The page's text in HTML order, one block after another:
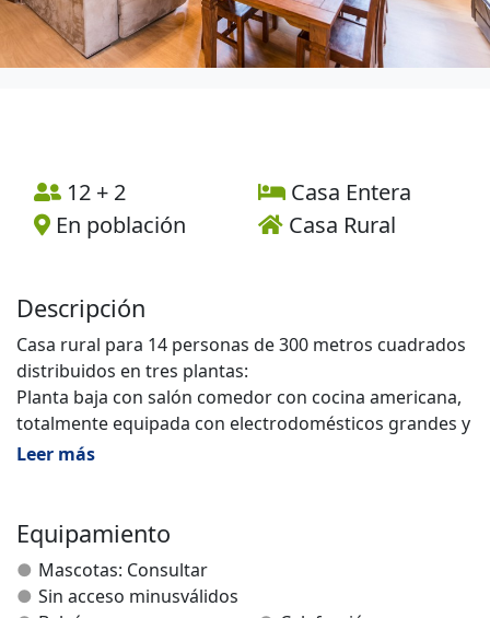
12 + 2
Casa Entera
En población
Casa Rural
Descripción
Casa rural para 14 personas de 300 metros cuadrados
distribuidos en tres plantas:
Planta baja con salón comedor con cocina americana,
totalmente equipada con electrodomésticos grandes y
pequeños, vajilla, cristalería, cubertería, menaje,
pelo, jabón, gel...
Planta primera con tres habitaciones dobles y dos
baños completos.
Planta segunda con habitación doble, habitación
Leer más
Equipamiento
Mascotas: Consultar
Sin acceso minusválidos